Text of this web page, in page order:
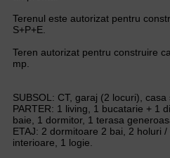
Terenul este autorizat pentru
S+P+E.
Teren autorizat pentru construire
mp.
SUBSOL: CT, garaj (2 locuri), casa
PARTER: 1 living, 1 bucatarie + 1
baie, 1 dormitor, 1 terasa
ETAJ: 2 dormitoare 2 bai, 2 holuri
interioare, 1 logie.